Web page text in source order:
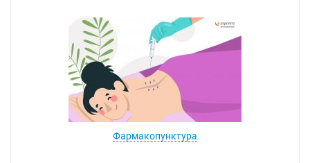
Фармакопунктура